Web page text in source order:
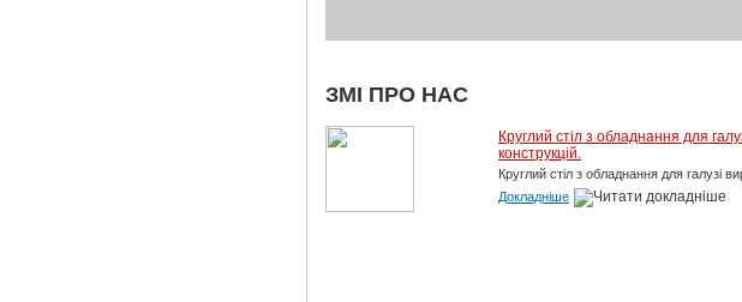
ЗМІ ПРО НАС
Круглий стіл з обладнання для
конструкцій.
Круглий стіл з обладнання для галузі
Докладніше